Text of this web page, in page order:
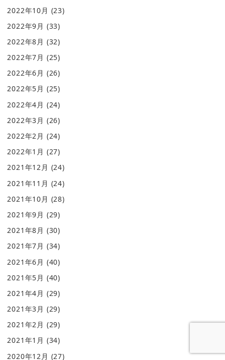
2022年10月 (23)
2022年9月 (33)
2022年8月 (32)
2022年7月 (25)
2022年6月 (26)
2022年5月 (25)
2022年4月 (24)
2022年3月 (26)
2022年2月 (24)
2022年1月 (27)
2021年12月 (24)
2021年11月 (24)
2021年10月 (28)
2021年9月 (29)
2021年8月 (30)
2021年7月 (34)
2021年6月 (40)
2021年5月 (40)
2021年4月 (29)
2021年3月 (29)
2021年2月 (29)
2021年1月 (34)
2020年12月 (27)